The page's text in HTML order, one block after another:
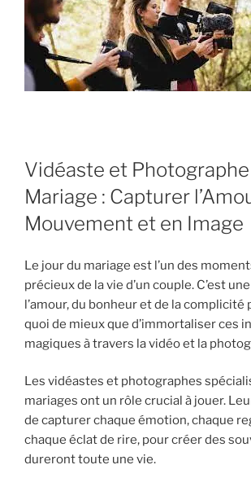
Vidéaste et
Mariage : Capturer
Mouvement et en Image
Le jour du mariage est l’un des
précieux de la vie d’un couple. C’est
l’amour, du bonheur et de la complicité
quoi de mieux que d’immortaliser ces
magiques à travers la vidéo et la
Les vidéastes et photographes
mariages ont un rôle crucial à jouer.
de capturer chaque émotion, chaque
chaque éclat de rire, pour créer des
dureront toute une vie.